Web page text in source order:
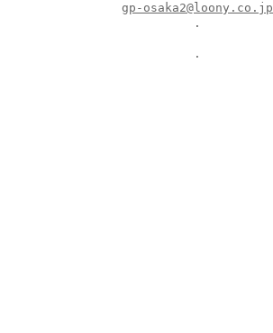
gp-osaka2@loony.co.jp
.
.